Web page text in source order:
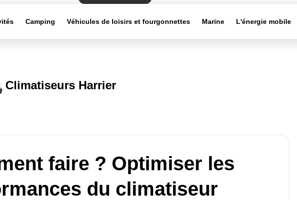
Camping Véhicules de loisirs et fourgonnettes Marine L'énergie mobile
Climatiseurs Harrier
faire ? Optimiser les
du climatiseur